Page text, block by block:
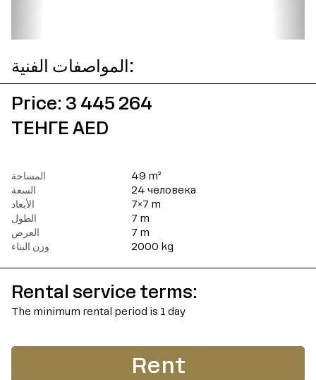
المواصفات الفنية:
Price: 3 445 264
ТЕНГЕ AED
المساحة
49 m²
السعة
24 человека
الأبعاد
7×7 m
الطول
7 m
العرض
7 m
وزن البناء
2000 kg
Rental service terms:
The minimum rental period is 1 day
Rent